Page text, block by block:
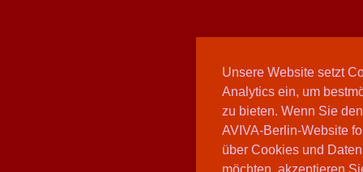
Unsere Website setzt
Analytics ein, um
zu bieten. Wenn Sie
AVIVA-Berlin-Website
über Cookies und